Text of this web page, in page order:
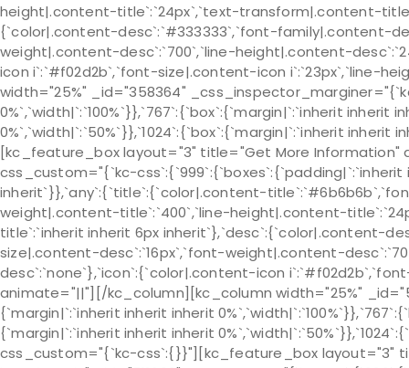
height|.content-title`:`24px`,`text-transform|.content-
{`color|.content-desc`:`#333333`,`font-family|.content-
weight|.content-desc`:`700`,`line-height|.content-
icon i`:`#f02d2b`,`font-size|.content-icon i`:`23px`,`line-
width="25%" _id="358364"
0%`,`width|`:`100%`}},`767`:{`box`:{`margin|`:`inherit inherit
0%`,`width|`:`50%`}},`1024`:{`box`:{`margin|`:`inherit
[kc_feature_box layout="3" title="Get More Information"
css_custom="{`kc-css`:{`999`:{`boxes`:{`padding|`:`inherit
inherit`}},`any`:{`title`:{`color|.content-
weight|.content-title`:`400`,`line-height|.content-
title`:`inherit inherit 6px inherit`},`desc`:{`color|.content-
size|.content-desc`:`16px`,`font-weight|.content-
desc`:`none`},`icon`:{`color|.content-icon
animate="||"][/kc_column][kc_column width="25%"
{`margin|`:`inherit inherit inherit
{`margin|`:`inherit inherit inherit
css_custom="{`kc-css`:{}}"][kc_feature_box layout="3"